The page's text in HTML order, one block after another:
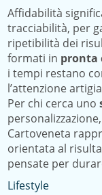
Affidabilità
tracciabilità, per
ripetibilità dei
formati in pronta
i tempi restano
l’attenzione
Per chi cerca uno
Cartoveneta
orientata al
pensate per
Lifestyle